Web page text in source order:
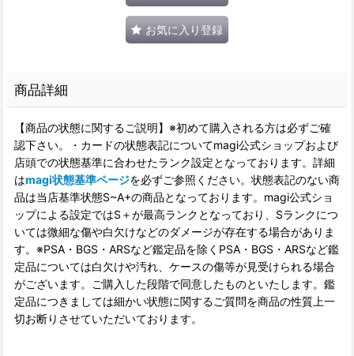
お気に入り登録
商品詳細
【商品の状態に関するご説明】※初めて購入される方は必ずご確
認下さい。・カードの状態表記についてmagi公式ショップおよび
店頭での状態基準に合わせたランク設定となっております。詳細
はmagi状態基準ページを必ずご参照ください。状態表記のない商
品は当店基準状態S~A+の商品となっております。magi公式ショ
ップによる設定ではS＋が最高ランクとなっており、Sランクにつ
いては微細な傷や白欠けなどのダメージが存在する場合がありま
す。※PSA・BGS・ARSなど鑑定品を除くPSA・BGS・ARSなど鑑
定品については白欠けや汚れ、ケースの傷等が見受けられる場合
がございます。ご購入した段階で同意したものといたします。鑑
定品につきましては細かい状態に関するご質問を商品の性質上一
切お断りさせていただいております。